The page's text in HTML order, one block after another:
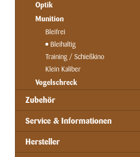
Optik
Munition
Bleifrei
Bleihaltig
Training / Schießkino
Klein Kaliber
Vogelschreck
Zubehör
Service & Informationen
Hersteller